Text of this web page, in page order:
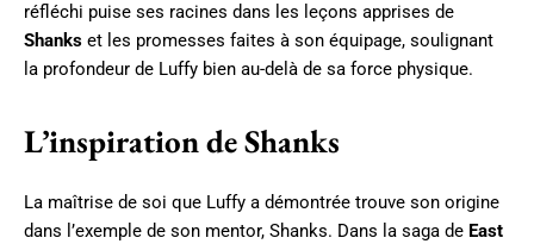
réfléchi puise ses racines dans les leçons apprises de
Shanks et les promesses faites à son équipage, soulignant
la profondeur de Luffy bien au-delà de sa force physique.
L’inspiration de Shanks
La maîtrise de soi que Luffy a démontrée trouve son origine
dans l’exemple de son mentor, Shanks. Dans la saga de East